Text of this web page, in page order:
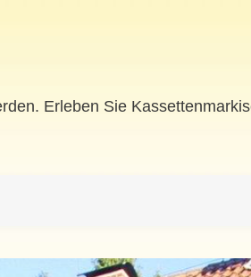
Erleben Sie